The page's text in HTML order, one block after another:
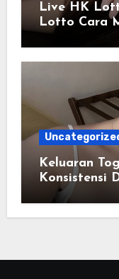
Live HK
Lotto Cara
Keluaran
Konsistensi
Tren